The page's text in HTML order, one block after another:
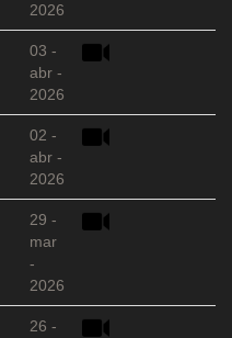
2026
03 -
abr -
2026
02 -
abr -
2026
29 -
mar
-
2026
26 -